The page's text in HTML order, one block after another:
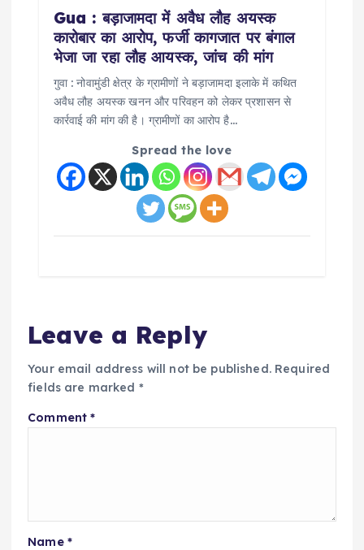
Gua : बड़ाजामदा में अवैध लौह अयस्क
कारोबार का आरोप, फर्जी कागजात पर बंगाल
भेजा जा रहा लौह आयस्क, जांच की मांग
गुवा : नोवामुंडी क्षेत्र के ग्रामीणों ने बड़ाजामदा इलाके में कथित
अवैध लौह अयस्क खनन और परिवहन को लेकर प्रशासन से
कार्रवाई की मांग की है। ग्रामीणों का आरोप है…
Spread the love
Leave a Reply
Your email address will not be published. Required
fields are marked *
Comment*
Name *